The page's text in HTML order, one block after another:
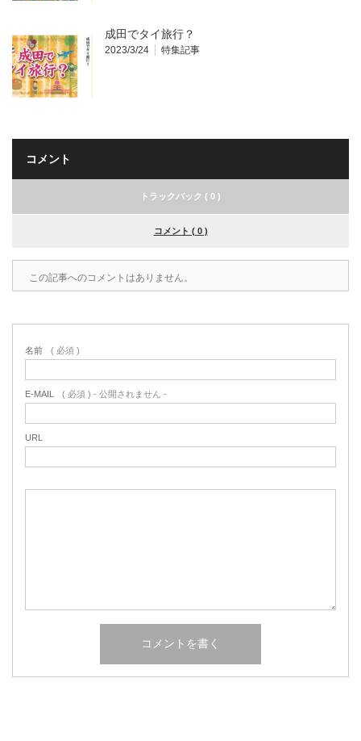
成田でタイ旅行？
2023/3/24 特集記事
コメント
トラックバック ( 0 )
コメント ( 0 )
この記事へのコメントはありません。
名前 ( 必須 )
E-MAIL ( 必須 ) - 公開されません -
URL